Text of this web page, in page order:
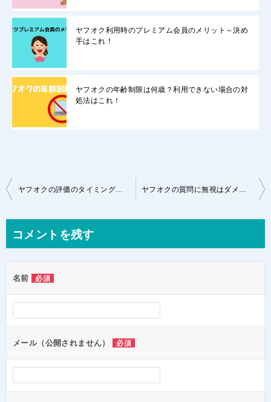
ヤフオク利用時のプレミアム会員のメリット～決め
手はこれ！
ヤフオクの年齢制限は何歳？利用できない場合の対
処法はこれ！
投
ビ
ー
シ
ョ
ン
コメントを残す
名前 必須
メール（公開されません） 必須